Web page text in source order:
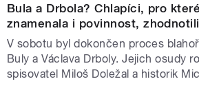
Bula a Drbola? Chlapíci, pro
znamenala i povinnost,
V sobotu byl dokončen proces
Buly a Václava Drboly. Jejich osudy
spisovatel Miloš Doležal a historik